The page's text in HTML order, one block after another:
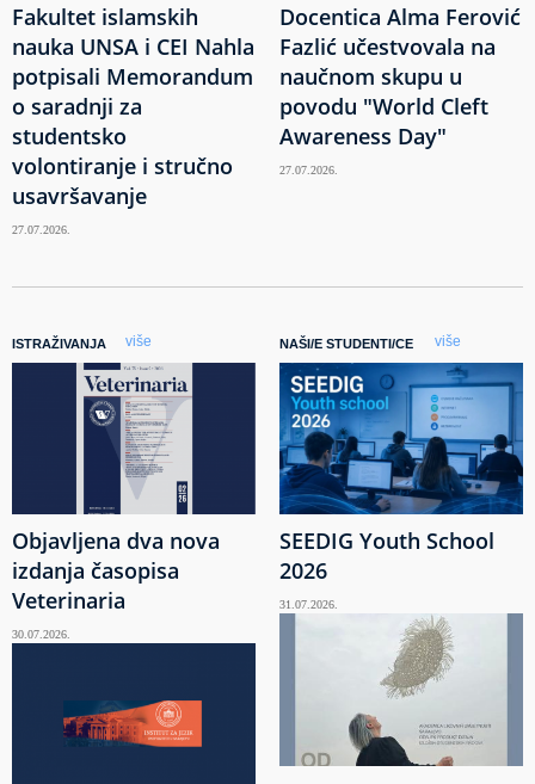
Fakultet islamskih
nauka UNSA i CEI Nahla
potpisali Memorandum
o saradnji za
studentsko
volontiranje i stručno
usavršavanje
27.07.2026.
Docentica Alma Ferović
Fazlić učestvovala na
naučnom skupu u
povodu "World Cleft
Awareness Day"
27.07.2026.
ISTRAŽIVANJA više
Objavljena dva nova
izdanja časopisa
Veterinaria
30.07.2026.
NAŠI/E STUDENTI/CE više
SEEDIG Youth School
2026
31.07.2026.